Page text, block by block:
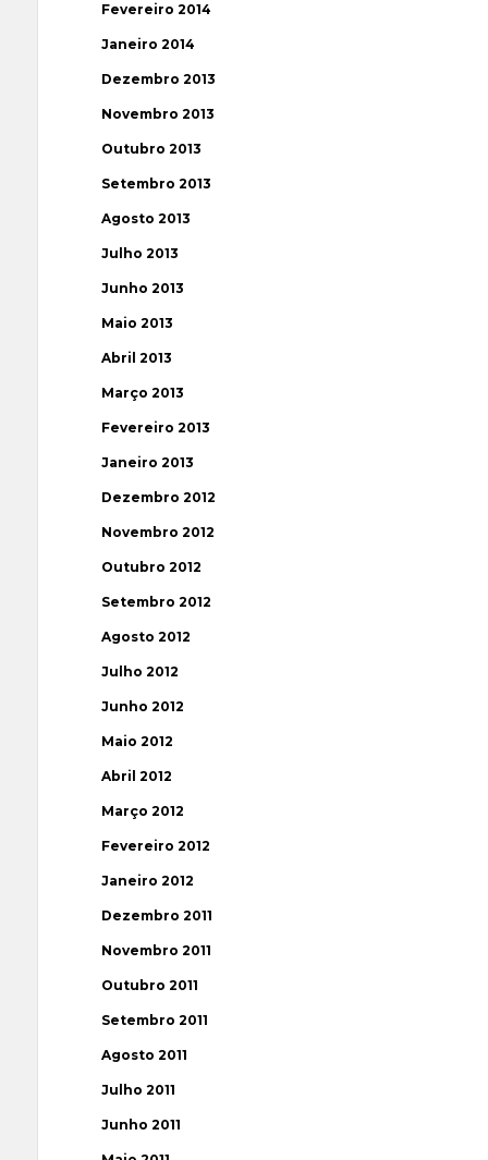
Fevereiro 2014
Janeiro 2014
Dezembro 2013
Novembro 2013
Outubro 2013
Setembro 2013
Agosto 2013
Julho 2013
Junho 2013
Maio 2013
Abril 2013
Março 2013
Fevereiro 2013
Janeiro 2013
Dezembro 2012
Novembro 2012
Outubro 2012
Setembro 2012
Agosto 2012
Julho 2012
Junho 2012
Maio 2012
Abril 2012
Março 2012
Fevereiro 2012
Janeiro 2012
Dezembro 2011
Novembro 2011
Outubro 2011
Setembro 2011
Agosto 2011
Julho 2011
Junho 2011